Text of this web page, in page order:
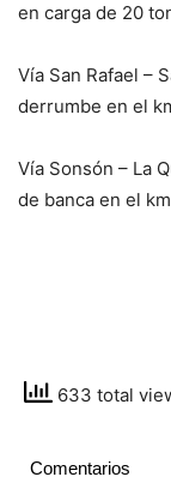
en carga de 20
Vía San Rafael –
derrumbe en el
Vía Sonsón – La
de banca en el
633 total
Comentarios